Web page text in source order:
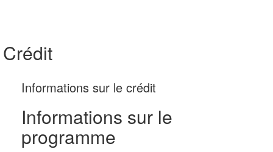
Crédit
Informations sur le crédit
Informations sur le
programme